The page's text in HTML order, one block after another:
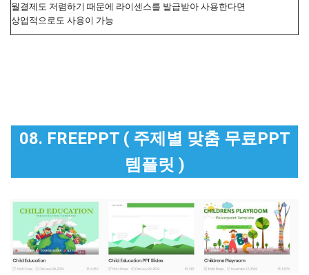
월결제도 저렴하기 때문에 라이센스를 발급받아 사용한다면
상업적으로도 사용이 가능
08. FREEPPT ( 주제별 맞춤 무료PPT
템플릿 )